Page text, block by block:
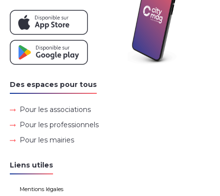
Des espaces pour tous
Pour les associations
Pour les professionnels
Pour les mairies
Liens utiles
Mentions légales